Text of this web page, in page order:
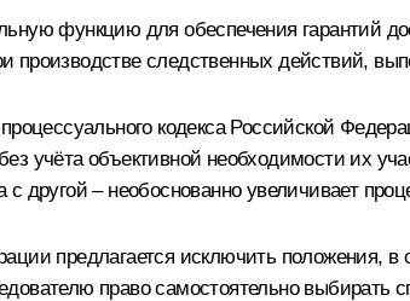
функцию для обеспечения гарантий
производстве следственных действий,
кодекса Российской
учёта объективной необходимости их
другой – необоснованно увеличивает
предлагается исключить положения,
право самостоятельно выбирать